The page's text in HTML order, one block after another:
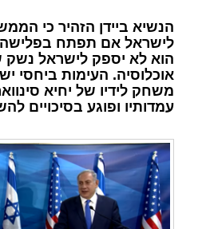
הנשיא ביידן הזהיר כי
לישראל אם תפתח בפלישה
הוא לא יספק לישראל נשק
אוכלוסיה. העימות ביחסי
משחק לידיו של יחיא
עמדותיו ופוגע בסיכויים